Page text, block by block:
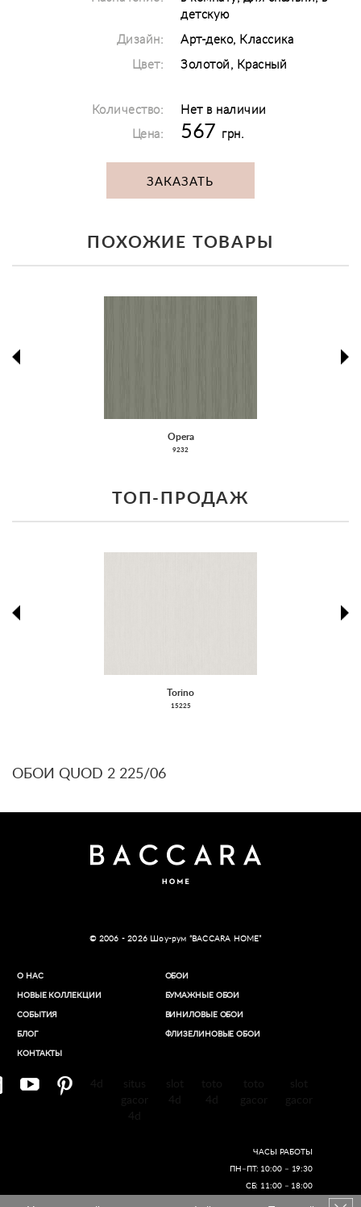
детскую
Дизайн: Арт-деко, Классика
Цвет: Золотой, Красный
Количество:
Нет в наличии
Цена:
567 грн.
ЗАКАЗАТЬ
ПОХОЖИЕ ТОВАРЫ
Opera
9232
ТОП-ПРОДАЖ
Torino
15225
ОБОИ QUOD 2 225/06
© 2006 - 2026 Шоу-рум “BACCARA HOME”
О НАС
НОВЫЕ КОЛЛЕКЦИИ
СОБЫТИЯ
БЛОГ
КОНТАКТЫ
ОБОИ
БУМАЖНЫЕ ОБОИ
ВИНИЛОВЫЕ ОБОИ​
ФЛИЗЕЛИНОВЫЕ ОБОИ
ЧАСЫ РАБОТЫ
ПН–ПТ: 10:00 – 19:30
СБ: 11:00 – 18:00